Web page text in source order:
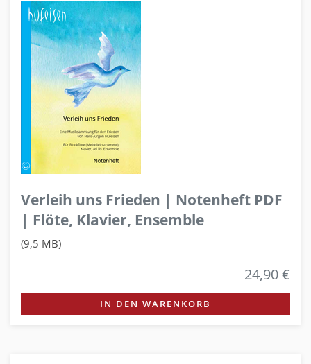
Verleih uns Frieden | Notenheft PDF
| Flöte, Klavier, Ensemble
(9,5 MB)
24,90 €
IN DEN WARENKORB